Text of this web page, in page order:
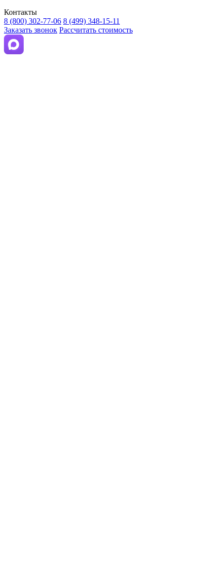
Контакты
8 (800) 302-77-06 8 (499) 348-15-11
Заказать звонок Рассчитать стоимость